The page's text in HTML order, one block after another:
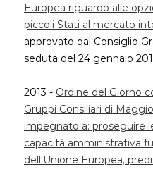
Europea riguardo alle
piccoli Stati al mercato
approvato dal Consiglio
seduta del 24 gennaio
2013 - Ordine del Giorno
Gruppi Consiliari di
impegnato a: proseguire
capacità amministrativa
dell'Unione Europea,